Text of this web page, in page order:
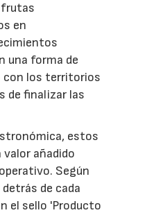
frutas
en
una forma de
con los territorios
de finalizar las
estos
añadido
Según
de cada
el sello 'Producto